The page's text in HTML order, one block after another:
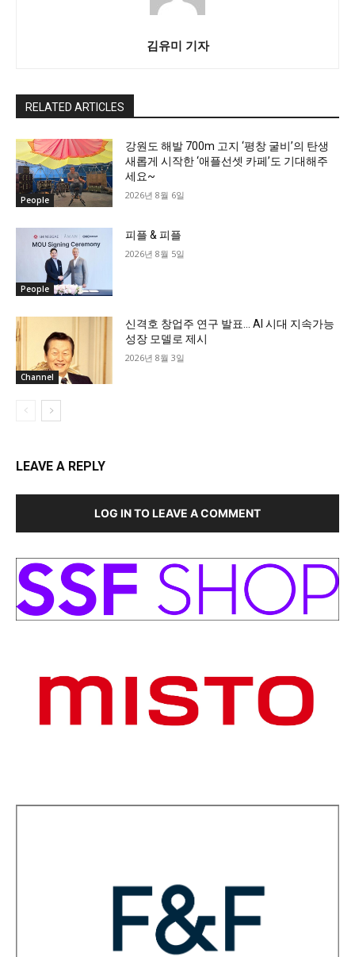
김유미 기자
RELATED ARTICLES
People
강원도 해발 700m 고지 ‘평창 굴비’의 탄생
새롭게 시작한 ‘애플선셋 카페’도 기대해주
세요~
2026년 8월 6일
People
피플 & 피플
2026년 8월 5일
Channel
신격호 창업주 연구 발표… AI 시대 지속가능
성장 모델로 제시
2026년 8월 3일
LEAVE A REPLY
LOG IN TO LEAVE A COMMENT